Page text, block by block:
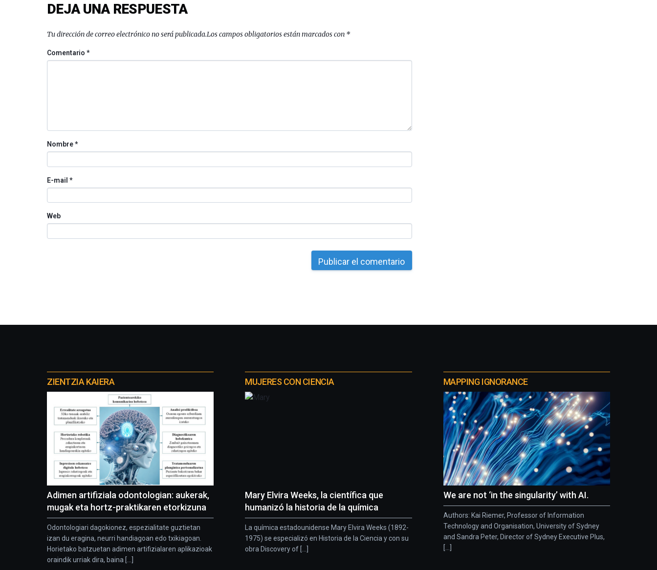
DEJA UNA RESPUESTA
Tu dirección de correo electrónico no será publicada.Los campos obligatorios están marcados con *
Comentario*
Nombre*
E-mail *
Web
proyectos
ZIENTZIA KAIERA
Adimen artifiziala odontologian: aukerak,
mugak eta hortz-praktikaren etorkizuna
Odontologiari dagokionez, espezialitate guztietan
izan du eragina, neurri handiagoan edo txikiagoan.
Horietako batzuetan adimen artifizialaren aplikazioak
oraindik urriak dira, baina [...]
MUJERES CON CIENCIA
Mary Elvira Weeks, la científica que
humanizó la historia de la química
La química estadounidense Mary Elvira Weeks (1892-
1975) se especializó en Historia de la Ciencia y con su
obra Discovery of [...]
MAPPING IGNORANCE
We are not ‘in the singularity’ with AI.
Authors: Kai Riemer, Professor of Information
Technology and Organisation, University of Sydney
and Sandra Peter, Director of Sydney Executive Plus,
[...]